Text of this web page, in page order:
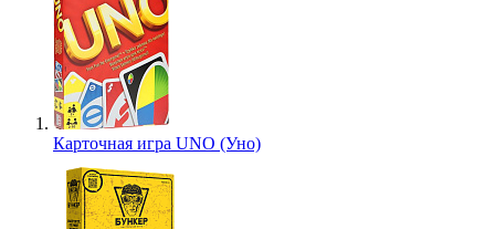
Карточная игра UNO (Уно)